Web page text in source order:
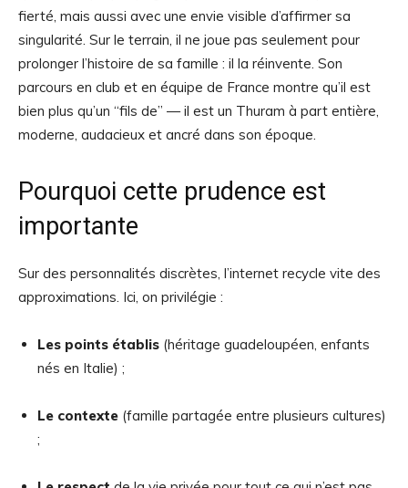
fierté, mais aussi avec une envie visible d’affirmer sa
singularité. Sur le terrain, il ne joue pas seulement pour
prolonger l’histoire de sa famille : il la réinvente. Son
parcours en club et en équipe de France montre qu’il est
bien plus qu’un “fils de” — il est un Thuram à part entière,
moderne, audacieux et ancré dans son époque.
Pourquoi cette prudence est
importante
Sur des personnalités discrètes, l’internet recycle vite des
approximations. Ici, on privilégie :
Les points établis (héritage guadeloupéen, enfants
nés en Italie) ;
Le contexte (famille partagée entre plusieurs cultures)
;